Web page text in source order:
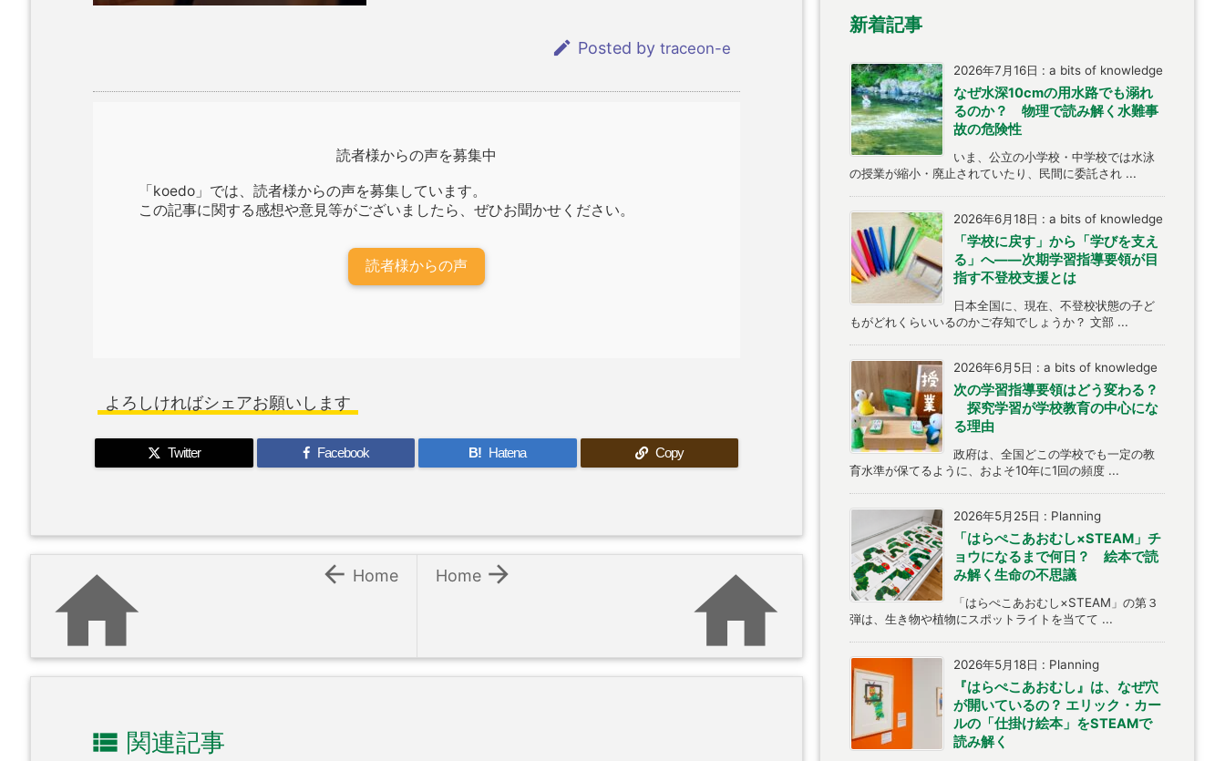
 Posted by traceon-e
読者様からの声を募集中
「koedo」では、読者様からの声を募集しています。
この記事に関する感想や意見等がございましたら、ぜひお聞かせください。
読者様からの声
よろしければシェアお願いします
Twitter Facebook B! Hatena Copy


Home
  Home
 関連記事
新着記事
2026年7月16日 : a bits of knowledge
なぜ水深10cmの用水路でも溺れ
るのか？ 物理で読み解く水難事
故の危険性
いま、公立の小学校・中学校では水泳
の授業が縮小・廃止されていたり、民間に委託され ...
2026年6月18日 : a bits of knowledge
「学校に戻す」から「学びを支え
る」へ――次期学習指導要領が目
指す不登校支援とは
日本全国に、現在、不登校状態の子ど
もがどれくらいいるのかご存知でしょうか？ 文部 ...
2026年6月5日 : a bits of knowledge
次の学習指導要領はどう変わる？
探究学習が学校教育の中心にな
る理由
政府は、全国どこの学校でも一定の教
育水準が保てるように、およそ10年に1回の頻度 ...
2026年5月25日 : Planning
「はらぺこあおむし×STEAM」チ
ョウになるまで何日？ 絵本で読
み解く生命の不思議
「はらぺこあおむし×STEAM」の第３
弾は、生き物や植物にスポットライトを当てて ...
2026年5月18日 : Planning
『はらぺこあおむし』は、なぜ穴
が開いているの？ エリック・カー
ルの「仕掛け絵本」をSTEAMで
読み解く